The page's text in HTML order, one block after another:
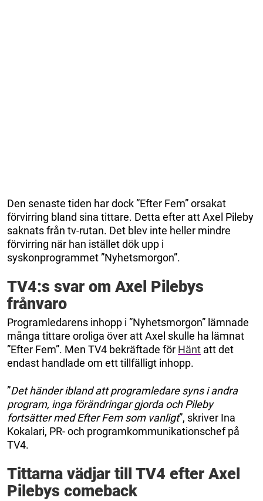
Den senaste tiden har dock ”Efter Fem” orsakat
förvirring bland sina tittare. Detta efter att Axel Pileby
saknats från tv-rutan. Det blev inte heller mindre
förvirring när han istället dök upp i
syskonprogrammet ”Nyhetsmorgon”.
TV4:s svar om Axel Pilebys
frånvaro
Programledarens inhopp i ”Nyhetsmorgon” lämnade
många tittare oroliga över att Axel skulle ha lämnat
”Efter Fem”. Men TV4 bekräftade för Hänt att det
endast handlade om ett tillfälligt inhopp.
”Det händer ibland att programledare syns i andra
program, inga förändringar gjorda och Pileby
fortsätter med Efter Fem som vanligt”, skriver Ina
Kokalari, PR- och programkommunikationschef på
TV4.
Tittarna vädjar till TV4 efter Axel
Pilebys comeback